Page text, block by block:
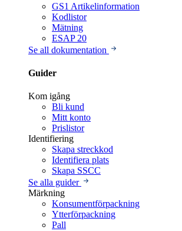
GS1 Artikelinformation
Kodlistor
Mätning
ESAP 20
Se all dokumentation
Guider
Kom igång
Bli kund
Mitt konto
Prislistor
Identifiering
Skapa streckkod
Identifiera plats
Skapa SSCC
Se alla guider
Märkning
Konsumentförpackning
Ytterförpackning
Pall